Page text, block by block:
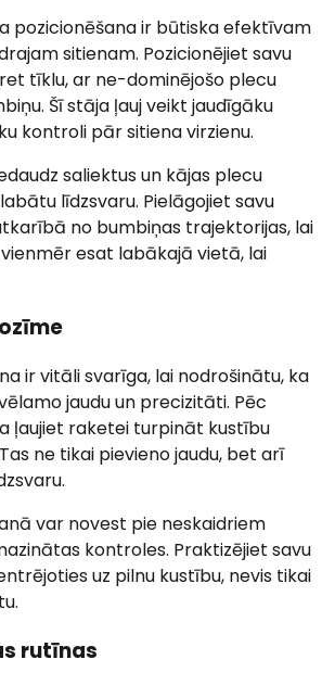
pozicionēšana ir būtiska efektīvam
sitienam. Pozicionējiet savu
tīklu, ar ne-dominējošo plecu
Šī stāja ļauj veikt jaudīgāku
kontroli pār sitiena virzienu.
saliektus un kājas plecu
līdzsvaru. Pielāgojiet savu
no bumbiņas trajektorijas, lai
esat labākajā vietā, lai
ir vitāli svarīga, lai nodrošinātu, ka
jaudu un precizitāti. Pēc
ļaujiet raketei turpināt kustību
ne tikai pievieno jaudu, bet arī
var novest pie neskaidriem
kontroles. Praktizējiet savu
uz pilnu kustību, nevis tikai
rutīnas